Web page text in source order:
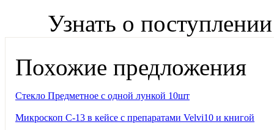
Узнать о поступлении
Похожие предложения
Стекло Предметное с одной лункой 10шт
Микроскоп С-13 в кейсе с препаратами Velvi10 и книгой